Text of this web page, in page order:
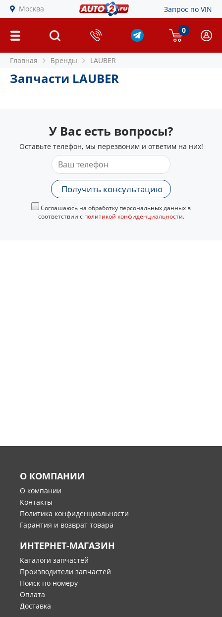
Москва Запрос по VIN
0
Главная Бренды LAUBER
Запчасти LAUBER
У Вас есть вопросы?
Оставьте телефон, мы перезвоним и ответим на них!
Получить консультацию
Соглашаюсь на обработку персональных данных в
соответствии с политикой конфиденциальности.
О КОМПАНИИ
О компании
Контакты
Политика конфиденциальности
Гарантия и возврат товара
ИНТЕРНЕТ-МАГАЗИН
Каталоги запчастей
Производители запчастей
Поиск по номеру
Оплата
Доставка